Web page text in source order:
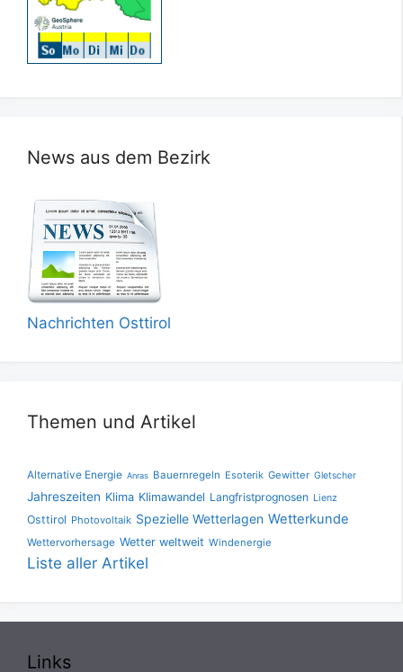
News aus dem Bezirk
Nachrichten Osttirol
Themen und Artikel
Alternative Energie Anras Bauernregeln Esoterik Gewitter Gletscher
Jahreszeiten Klima Klimawandel Langfristprognosen Lienz
Osttirol Photovoltaik Spezielle Wetterlagen Wetterkunde
Wettervorhersage Wetter weltweit Windenergie
Liste aller Artikel
Links